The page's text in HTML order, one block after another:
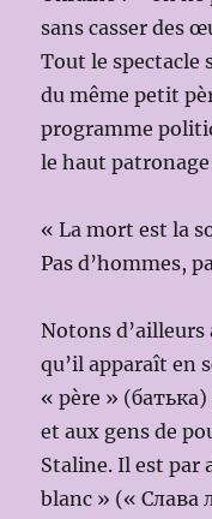
sans casser des
Tout le spectacle
du même petit
programme
le haut patronage
« La mort est la
Pas d’hommes,
Notons d’ailleurs
qu’il apparaît en
« père »
et aux gens de
Staline. Il est par
blanc » (« Слава